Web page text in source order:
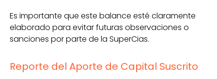
Es importante que este balance esté claramente
elaborado para evitar futuras observaciones o
sanciones por parte de la SuperCias.
Reporte del Aporte de Capital Suscrito